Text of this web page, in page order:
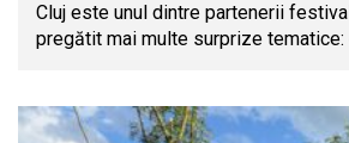
Cluj este unul dintre partenerii
pregătit mai multe surprize tematice: